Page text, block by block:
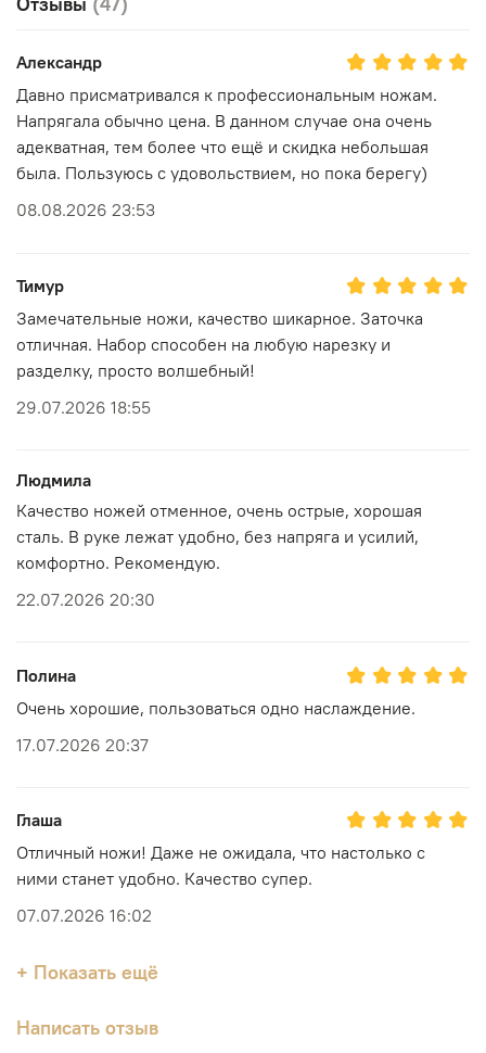
Александр
Давно присматривался к профессиональным ножам.
Напрягала обычно цена. В данном случае она очень
адекватная, тем более что ещё и скидка небольшая
была. Пользуюсь с удовольствием, но пока берегу)
08.08.2026 23:53
Тимур
Замечательные ножи, качество шикарное. Заточка
отличная. Набор способен на любую нарезку и
разделку, просто волшебный!
29.07.2026 18:55
Людмила
Качество ножей отменное, очень острые, хорошая
сталь. В руке лежат удобно, без напряга и усилий,
комфортно. Рекомендую.
22.07.2026 20:30
Полина
Очень хорошие, пользоваться одно наслаждение.
17.07.2026 20:37
Глаша
Отличный ножи! Даже не ожидала, что настолько с
ними станет удобно. Качество супер.
07.07.2026 16:02
+ Показать ещё
Написать отзыв